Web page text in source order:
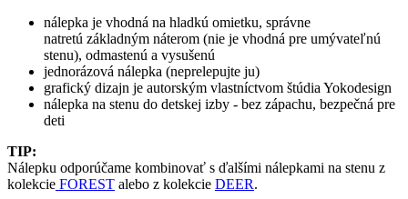
nálepka je vhodná na hladkú omietku, správne
natretú základným náterom (nie je vhodná pre umývateľnú
stenu), odmastenú a vysušenú
jednorázová nálepka (neprelepujte ju)
grafický dizajn je autorským vlastníctvom štúdia Yokodesign
nálepka na stenu do detskej izby - bez zápachu, bezpečná pre
deti
TIP:
Nálepku odporúčame kombinovať s ďalšími nálepkami na stenu z
kolekcie FOREST alebo z kolekcie DEER.